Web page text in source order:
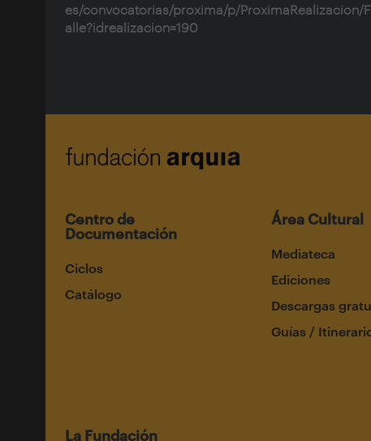
es/convocatorias/proxima/p/ProximaRealizacion/
alle?idrealizacion=190
Centro de
Documentación
Ciclos
Catálogo
Área Cultural
Mediateca
Ediciones
Descargas
Guías /
La Fundación